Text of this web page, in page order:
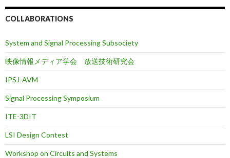
COLLABORATIONS
System and Signal Processing Subsociety
映像情報メディア学会 放送技術研究会
IPSJ-AVM
Signal Processing Symposium
ITE-3DIT
LSI Design Contest
Workshop on Circuits and Systems